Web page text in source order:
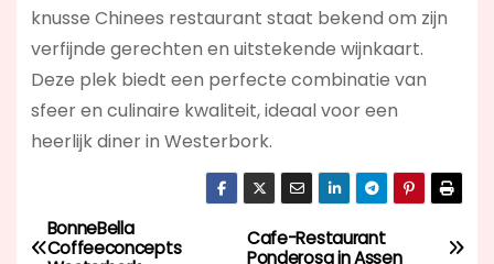
knusse Chinees restaurant staat bekend om zijn
verfijnde gerechten en uitstekende wijnkaart.
Deze plek biedt een perfecte combinatie van
sfeer en culinaire kwaliteit, ideaal voor een
heerlijk diner in Westerbork.
B
Cafe-Restaurant
Ponderosa in Assen
BonneBella
Coffeeconcepts